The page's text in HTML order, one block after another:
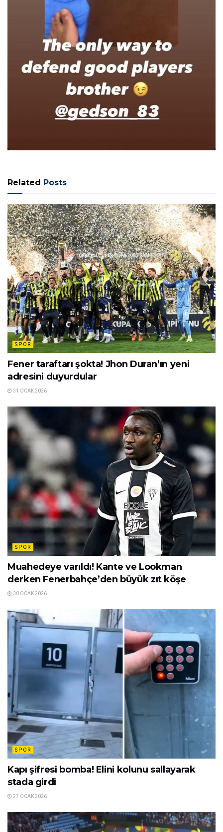
Related Posts
SPOR
Fener taraftarı şokta! Jhon Duran’ın yeni
adresini duyurdular
31 OCAK 2026
SPOR
Muahedeye varıldı! Kante ve Lookman
derken Fenerbahçe’den büyük zıt köşe
30 OCAK 2026
SPOR
Kapı şifresi bomba! Elini kolunu sallayarak
stada girdi
27 OCAK 2026